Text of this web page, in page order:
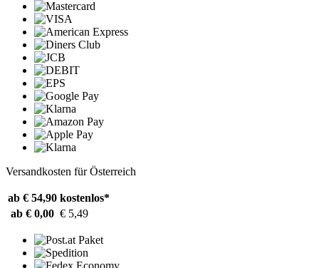
Versandkosten für Österreich
ab € 54,90 kostenlos*
ab € 0,00 € 5,49